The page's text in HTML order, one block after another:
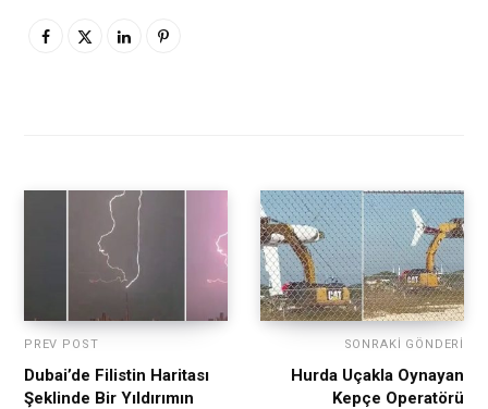
PREV POST
Dubai’de Filistin Haritası
Şeklinde Bir Yıldırımın
SONRAKI GÖNDERI
Hurda Uçakla Oynayan
Kepçe Operatörü